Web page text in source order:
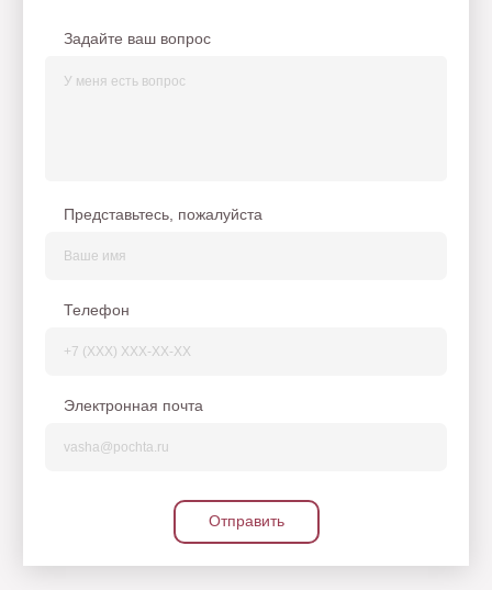
Задайте ваш вопрос
Представьтесь, пожалуйста
Телефон
Электронная почта
Отправить